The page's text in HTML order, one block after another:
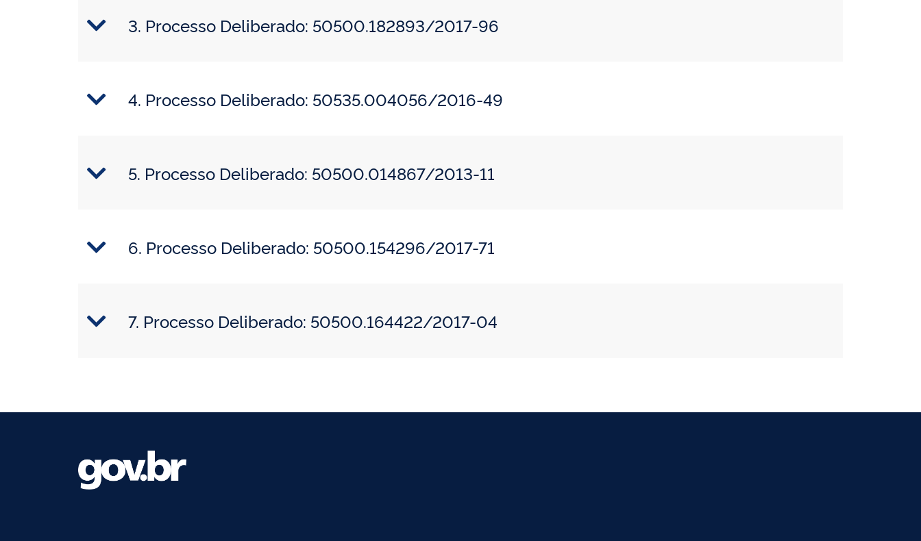
3. Processo Deliberado: 50500.182893/2017-96
4. Processo Deliberado: 50535.004056/2016-49
5. Processo Deliberado: 50500.014867/2013-11
6. Processo Deliberado: 50500.154296/2017-71
7. Processo Deliberado: 50500.164422/2017-04